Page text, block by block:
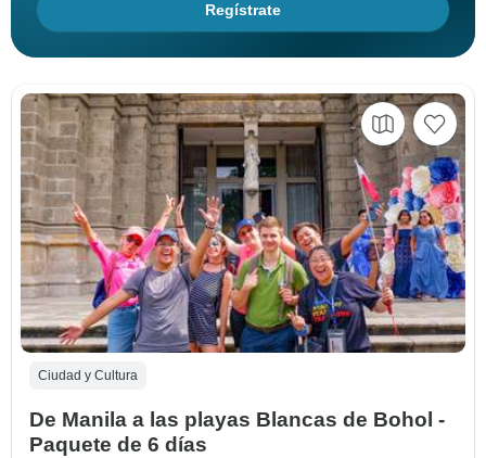
Regístrate
Ciudad y Cultura
De Manila a las playas Blancas de Bohol -
Paquete de 6 días